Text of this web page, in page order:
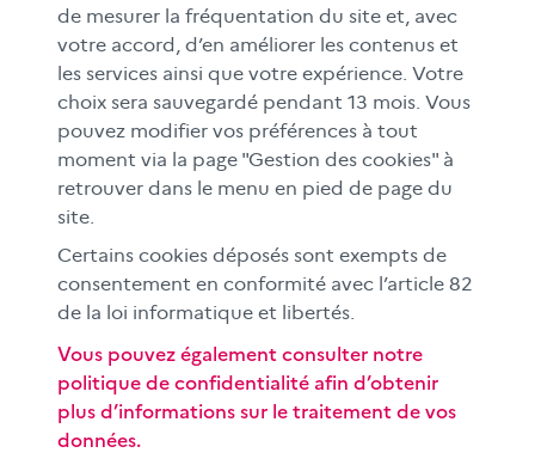
MÉDIAS SCOLAIRES
FAMILLES
Le CLEMI
En académies
À l'international
CLEMI sup
Espace presse
Si vous souhaitez vous abonner gratuitement à la lettre
d'information mensuelle du CLEMI, cliquezici →
de mesurer la fréquentation du site et, avec
votre accord, d’en améliorer les contenus et
les services ainsi que votre expérience. Votre
choix sera sauvegardé pendant 13 mois. Vous
pouvez modifier vos préférences à tout
moment via la page "Gestion des cookies" à
retrouver dans le menu en pied de page du
site.
Certains cookies déposés sont exempts de
consentement en conformité avec l’article 82
de la loi informatique et libertés.
Vous pouvez également consulter notre
politique de confidentialité afin d’obtenir
plus d’informations sur le traitement de vos
données.